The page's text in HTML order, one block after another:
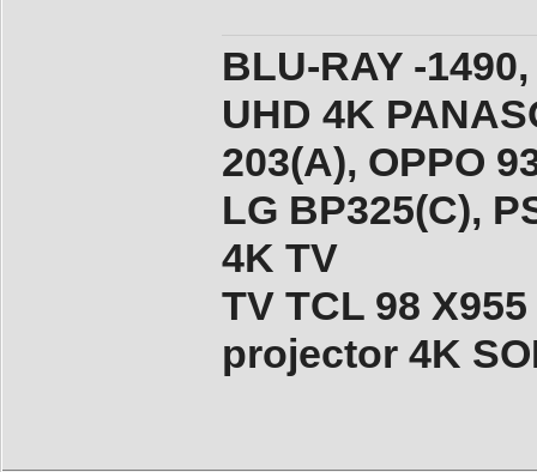
BLU-RAY -
UHD 4K
203(A), ОPPO
LG BP325(C),
4K TV
TV TCL 98 X955
projector 4K